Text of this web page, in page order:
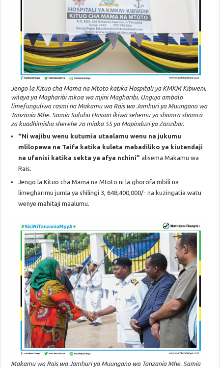
Jengo la Kituo cha Mama na Mtoto katika Hospitali ya KMKM Kibweni,
wilaya ya Magharibi mkoa wa mjini Magharibi, Unguja ambalo
limefunguliwa rasmi na Makamu wa Rais wa Jamhuri ya Muungano wa
Tanzania Mhe. Samia Suluhu Hassan ikiwa sehemu ya shamra shamra
za kuadhimisha sherehe za miaka 55 ya Mapinduzi ya Zanzibar.
“Ni wajibu wenu kutumia utaalamu wenu na jukumu
mlilopewa na Taifa katika kuleta mabadiliko ya kiutendaji
na ufanisi katika sekta ya afya nchini” alisema Makamu wa
Rais.
Jengo la Kituo cha Mama na Mtoto ni la ghorofa mbili na
limegharimu jumla ya shilingi 3, 648,400,000/- na kuzingatia watu
wenye mahitaji maalumu.
Makamu wa Rais wa Jamhuri ya Muungano wa Tanzania Mhe. Samia